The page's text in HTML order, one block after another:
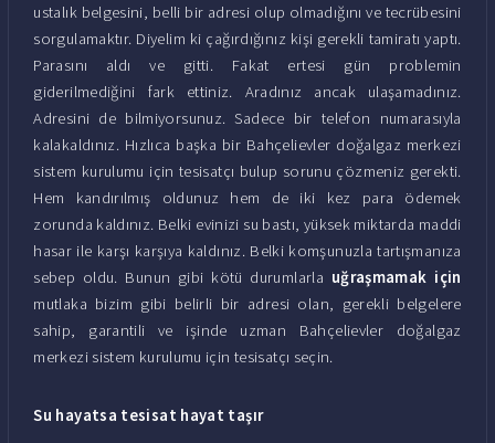
ustalık belgesini, belli bir adresi olup olmadığını ve tecrübesini
sorgulamaktır. Diyelim ki çağırdığınız kişi gerekli tamiratı yaptı.
Parasını aldı ve gitti. Fakat ertesi gün problemin
giderilmediğini fark ettiniz. Aradınız ancak ulaşamadınız.
Adresini de bilmiyorsunuz. Sadece bir telefon numarasıyla
kalakaldınız. Hızlıca başka bir Bahçelievler doğalgaz merkezi
sistem kurulumu için tesisatçı bulup sorunu çözmeniz gerekti.
Hem kandırılmış oldunuz hem de iki kez para ödemek
zorunda kaldınız. Belki evinizi su bastı, yüksek miktarda maddi
hasar ile karşı karşıya kaldınız. Belki komşunuzla tartışmanıza
sebep oldu. Bunun gibi kötü durumlarla uğraşmamak için
mutlaka bizim gibi belirli bir adresi olan, gerekli belgelere
sahip, garantili ve işinde uzman Bahçelievler doğalgaz
merkezi sistem kurulumu için tesisatçı seçin.
Su hayatsa tesisat hayat taşır